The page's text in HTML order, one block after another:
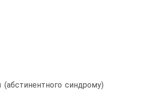
(абстинентного синдрому)